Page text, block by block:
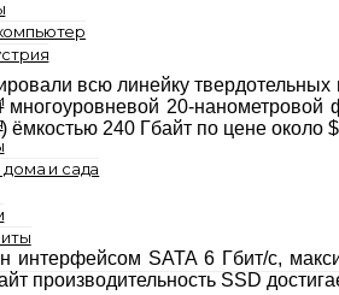
дома и сада
всю линейку твердотельных
многоуровневой 20-
ёмкостью 240 Гбайт по цене около
интерфейсом SATA 6 Гбит/с,
производительность SSD